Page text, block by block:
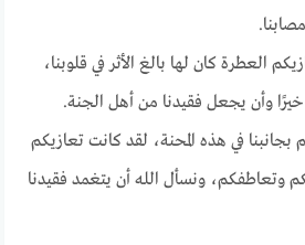
العطرة كان لها بالغ الأثر في قلوبنا،
وأن يجعل فقيدنا من أهل الجنة.
في هذه المحنة، لقد كانت تعازيكم
وتعاطفكم، ونسأل الله أن يتغمد فقيدنا